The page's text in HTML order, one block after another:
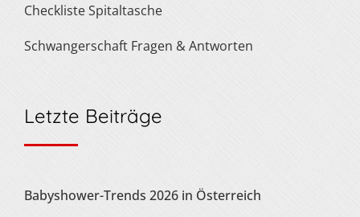
Checkliste Spitaltasche
Schwangerschaft Fragen & Antworten
Letzte Beiträge
Babyshower-Trends 2026 in Österreich